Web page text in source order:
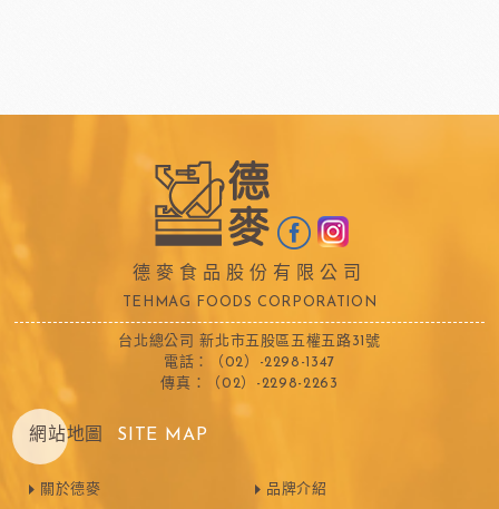
德麥食品股份有限公司
TEHMAG FOODS CORPORATION
台北總公司 新北市五股區五權五路31號
電話：（02）-2298-1347
傳真：（02）-2298-2263
網站地圖 SITE MAP
關於德麥
品牌介紹